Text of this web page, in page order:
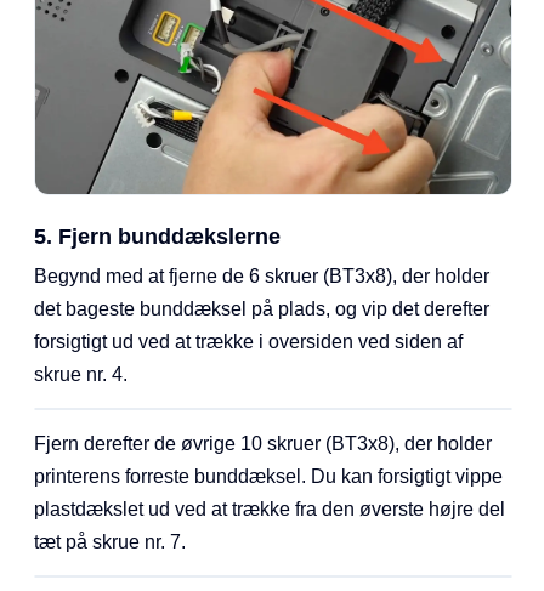
5. Fjern bunddækslerne
Begynd med at fjerne de 6 skruer (BT3x8), der holder
det bageste bunddæksel på plads, og vip det derefter
forsigtigt ud ved at trække i oversiden ved siden af
skrue nr. 4.
Fjern derefter de øvrige 10 skruer (BT3x8), der holder
printerens forreste bunddæksel. Du kan forsigtigt vippe
plastdækslet ud ved at trække fra den øverste højre del
tæt på skrue nr. 7.